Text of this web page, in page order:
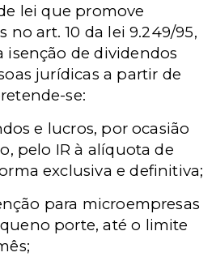
lei que promove
no art. 10 da lei 9.249/95,
isenção de dividendos
jurídicas a partir de
se:
e lucros, por ocasião
pelo IR à alíquota de
exclusiva e definitiva;
para microempresas
porte, até o limite